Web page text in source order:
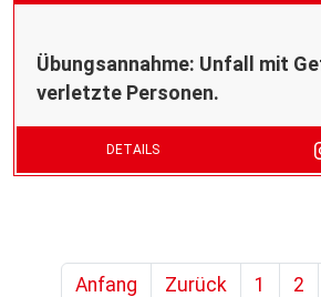
Übungsannahme: Unfall mit
verletzte Personen.
DETAILS
Anfang Zurück 1 2